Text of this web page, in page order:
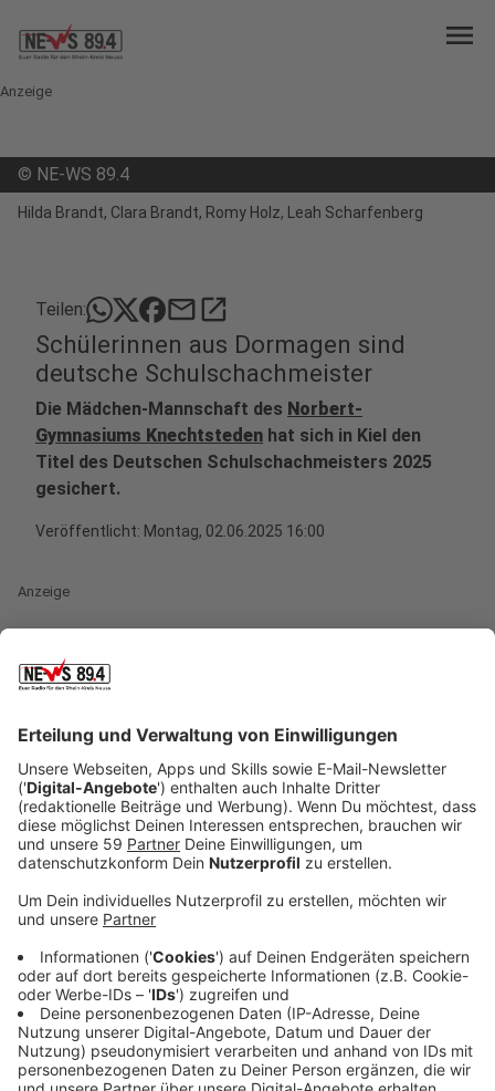
menu
Anzeige
© NE-WS 89.4
Hilda Brandt, Clara Brandt, Romy Holz, Leah Scharfenberg
Teilen: mailopen_in_new
Schülerinnen aus Dormagen sind
deutsche Schulschachmeister
Die Mädchen-Mannschaft des Norbert-
Gymnasiums Knechtsteden hat sich in Kiel den
Titel des Deutschen Schulschachmeisters 2025
gesichert.
Veröffentlicht: Montag, 02.06.2025 16:00
Anzeige
Nach Platz drei im Vorjahr hat sich das Mädchen-Team
vom NGK in diesem Jahr die deutschen Meisterschaft
im Schulschach geholt. Dabei setzten sich Hilda
Brandt, Clara Brandt, Romy Holz, Leah Scharfenberg
und Greta Brandt (nicht mit auf unserem Foto)
zunächst gegen 18 und in der Endrunde gegen sieben
andere Teams aus ganz Deutschland durch.
Härtesteter Konkurrent war das Cecilien-Gymnasium
Anzeige
Schulleiter und AG-Leiter sind stolz auf das
Team
Anzeige